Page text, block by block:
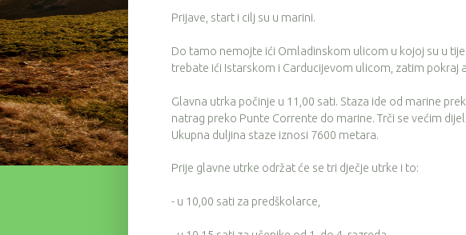
Prijave, start i cilj su u marini.
Do tamo nemojte ići Omladinskom ulicom u kojoj su u
trebate ići Istarskom i Carducijevom ulicom, zatim pokraj
Glavna utrka počinje u 11,00 sati. Staza ide od marine
natrag preko Punte Corrente do marine. Trči se većim
Ukupna duljina staze iznosi 7600 metara.
Prije glavne utrke održat će se tri dječje utrke i to:
- u 10,00 sati za predškolarce,